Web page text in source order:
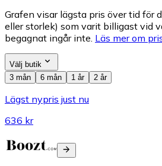
Grafen visar lägsta pris över tid för
eller storlek) som varit billigast vid
begagnat ingår inte. Läs mer om
Välj butik
3 mån
6 mån 1 år 2 år
Lägst nypris just nu
636 kr